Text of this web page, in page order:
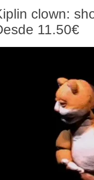
clown:
11.50€